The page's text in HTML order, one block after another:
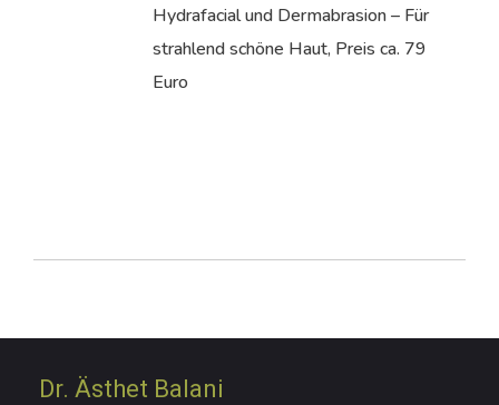
Hydrafacial und Dermabrasion – Für
strahlend schöne Haut, Preis ca. 79
Euro
Dr. Ästhet Balani